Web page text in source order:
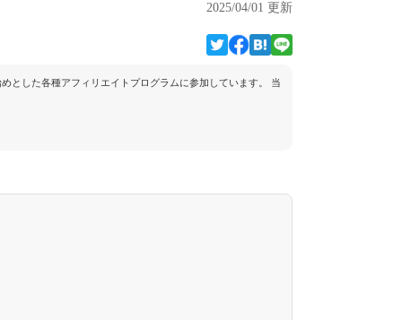
2025/04/01 更新
とした各種アフィリエイトプログラムに参加しています。 当